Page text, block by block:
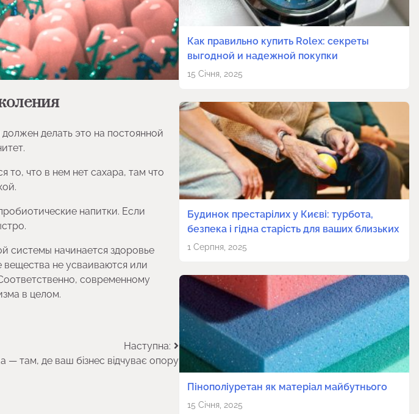
делать это на постоянной
что в нем нет сахара, там что
напитки. Если
системы начинается здоровье
вещества не усваиваются или
современному
в целом.
Наступна:
— там, де ваш бізнес відчуває опору
Как правильно купить Rolex: секреты
выгодной и надежной покупки
15 Січня, 2025
Будинок престарілих у Києві: турбота,
безпека і гідна старість для ваших близьких
1 Серпня, 2025
Пінополіуретан як матеріал майбутнього
15 Січня, 2025